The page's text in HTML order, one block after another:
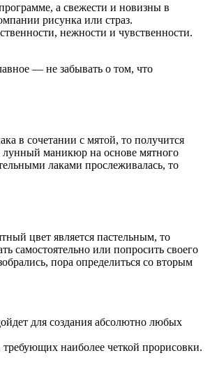
а свежести и новизны в
рисунка или страз.
нежности и чувственности.
— не забывать о том, что
в сочетании с мятой, то получится
лунный маникюр на основе мятного
лаками прослеживалась, то
цвет является пастельным, то
самостоятельно или попросить своего
пора определиться со вторым
для создания абсолютно любых
требующих наиболее четкой прорисовки.